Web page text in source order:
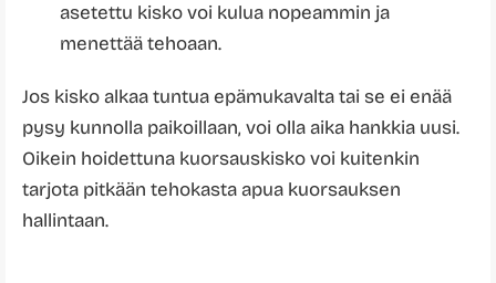
asetettu kisko voi kulua nopeammin ja
menettää tehoaan.
Jos kisko alkaa tuntua epämukavalta tai se ei enää
pysy kunnolla paikoillaan, voi olla aika hankkia uusi.
Oikein hoidettuna kuorsauskisko voi kuitenkin
tarjota pitkään tehokasta apua kuorsauksen
hallintaan.